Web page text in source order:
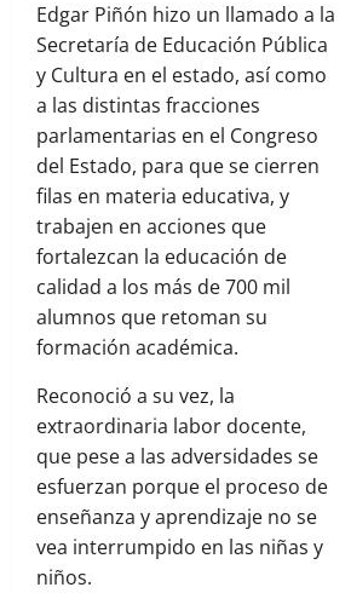
Edgar Piñón hizo un llamado a la
Secretaría de Educación Pública
y Cultura en el estado, así como
a las distintas fracciones
parlamentarias en el Congreso
del Estado, para que se cierren
filas en materia educativa, y
trabajen en acciones que
fortalezcan la educación de
calidad a los más de 700 mil
alumnos que retoman su
formación académica.
Reconoció a su vez, la
extraordinaria labor docente,
que pese a las adversidades se
esfuerzan porque el proceso de
enseñanza y aprendizaje no se
vea interrumpido en las niñas y
niños.